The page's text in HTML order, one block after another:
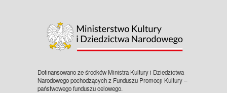
Dofinansowano ze środków Ministra Kultury i Dziedzictwa
Narodowego pochodzących z Funduszu Promocji Kultury –
państwowego funduszu celowego.